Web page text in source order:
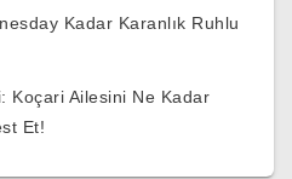
Kadar Karanlık Ruhlu
Koçari Ailesini Ne Kadar
Et!